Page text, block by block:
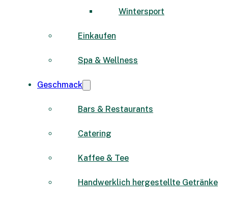
Wintersport
Einkaufen
Spa & Wellness
Geschmack
Bars & Restaurants
Catering
Kaffee & Tee
Handwerklich hergestellte Getränke